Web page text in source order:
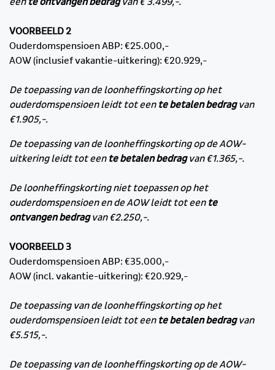
VOORBEELD 2
Ouderdomspensioen ABP: €25.000,-
AOW (inclusief vakantie-uitkering): €20.929,-
De toepassing van de loonheffingskorting op het
ouderdomspensioen leidt tot een te betalen bedragvan
€1.905,-.
De toepassing van de loonheffingskorting op de AOW-
uitkering leidt tot een te betalen bedragvan €1.365,-.
De loonheffingskorting niet toepassen op het
ouderdomspensioen en de AOW leidt tot een te
ontvangen bedragvan €2.250,-.
VOORBEELD 3
Ouderdomspensioen ABP: €35.000,-
AOW (incl. vakantie-uitkering): €20.929,-
De toepassing van de loonheffingskorting op het
ouderdomspensioen leidt tot een te betalen bedragvan
€5.515,-.
De toepassing van de loonheffingskorting op de AOW-